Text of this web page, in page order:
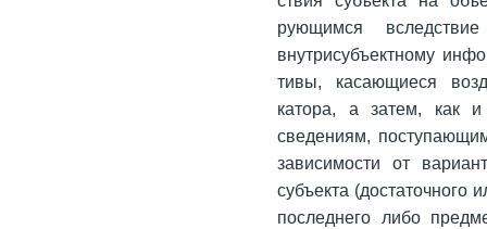
рующимся
внутрисубъектному
тивы, касающиеся
катора, а затем, как
сведениям,
зависимости от
субъекта (достаточного
последнего либо